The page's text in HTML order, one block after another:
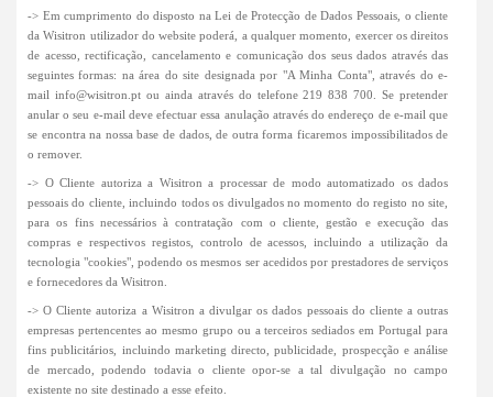
-> Em cumprimento do disposto na Lei de Protecção de Dados Pessoais, o cliente
da Wisitron utilizador do website poderá, a qualquer momento, exercer os direitos
de acesso, rectificação, cancelamento e comunicação dos seus dados através das
seguintes formas: na área do site designada por "A Minha Conta", através do e-
mail info@wisitron.ptou ainda através do telefone 219 838 700. Se pretender
anular o seu e-mail deve efectuar essa anulação através do endereço de e-mail que
se encontra na nossa base de dados, de outra forma ficaremos impossibilitados de
o remover.
-> O Cliente autoriza a Wisitron a processar de modo automatizado os dados
pessoais do cliente, incluindo todos os divulgados no momento do registo no site,
para os fins necessários à contratação com o cliente, gestão e execução das
compras e respectivos registos, controlo de acessos, incluindo a utilização da
tecnologia "cookies", podendo os mesmos ser acedidos por prestadores de serviços
e fornecedores da Wisitron.
-> O Cliente autoriza a Wisitron a divulgar os dados pessoais do cliente a outras
empresas pertencentes ao mesmo grupo ou a terceiros sediados em Portugal para
fins publicitários, incluindo marketing directo, publicidade, prospecção e análise
de mercado, podendo todavia o cliente opor-se a tal divulgação no campo
existente no site destinado a esse efeito.